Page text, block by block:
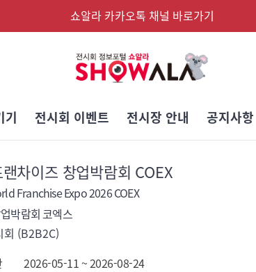
쇼알라 카카오톡 채널 바로가기
기 전시회 이벤트 전시장 안내 공지사항
차이즈 창업박람회 COEX
Franchise Expo 2026 COEX
박람회 코엑스
회 (B2B2C)
2026-05-11 ~ 2026-08-24